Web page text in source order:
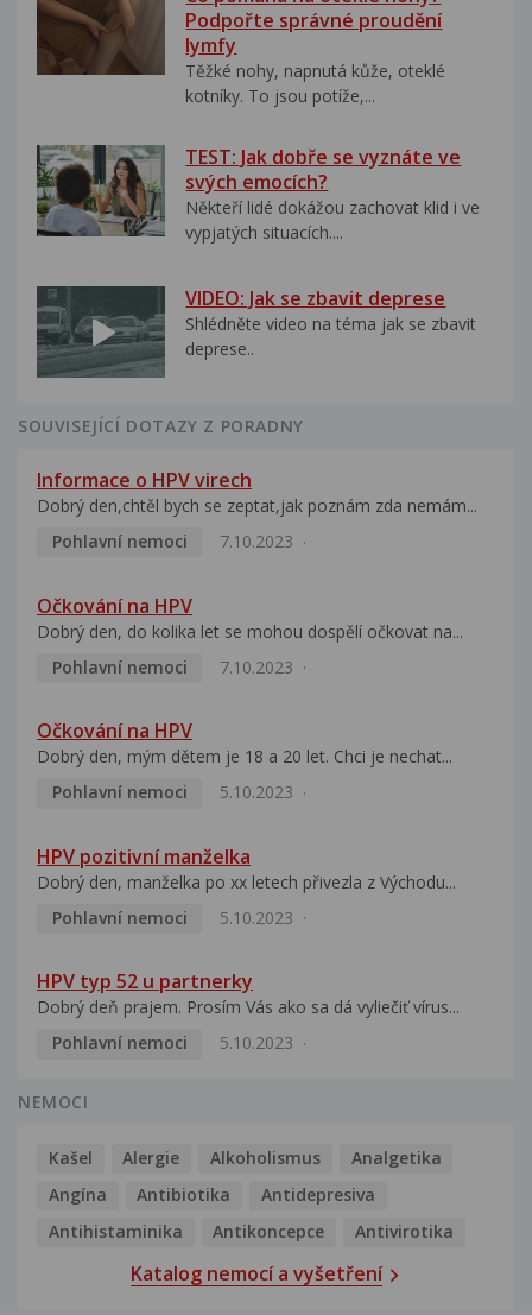
Podpořte správné proudění
lymfy
Těžké nohy, napnutá kůže, oteklé
kotníky. To jsou potíže,...
TEST: Jak dobře se vyznáte ve
svých emocích?
Někteří lidé dokážou zachovat klid i ve
vypjatých situacích....
VIDEO: Jak se zbavit deprese
Shlédněte video na téma jak se zbavit
deprese..
SOUVISEJÍCÍ DOTAZY Z PORADNY
Informace o HPV virech
Dobrý den,chtěl bych se zeptat,jak poznám zda nemám...
Pohlavní nemoci
7.10.2023
Očkování na HPV
Dobrý den, do kolika let se mohou dospělí očkovat na...
Pohlavní nemoci
7.10.2023
Očkování na HPV
Dobrý den, mým dětem je 18 a 20 let. Chci je nechat...
Pohlavní nemoci
5.10.2023
HPV pozitivní manželka
Dobrý den, manželka po xx letech přivezla z Východu...
Pohlavní nemoci
5.10.2023
HPV typ 52 u partnerky
Dobrý deň prajem. Prosím Vás ako sa dá vyliečiť vírus...
Pohlavní nemoci
5.10.2023
NEMOCI
Kašel Alergie Alkoholismus
Analgetika
Angína
Antibiotika
Antidepresiva
Antihistaminika
Antikoncepce Antivirotika
Katalog nemocí a vyšetření